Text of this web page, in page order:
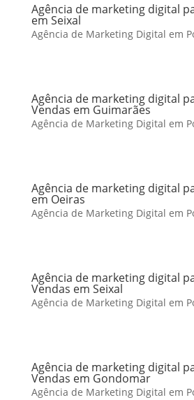
Agência de marketing digital
em Seixal
Agência de Marketing Digital em
Agência de marketing digital
Vendas em Guimarães
Agência de Marketing Digital em
Agência de marketing digital
em Oeiras
Agência de Marketing Digital em
Agência de marketing digital
Vendas em Seixal
Agência de Marketing Digital em
Agência de marketing digital
Vendas em Gondomar
Agência de Marketing Digital em